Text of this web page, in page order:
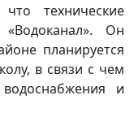
технические
Он
планируется
в связи с чем
и